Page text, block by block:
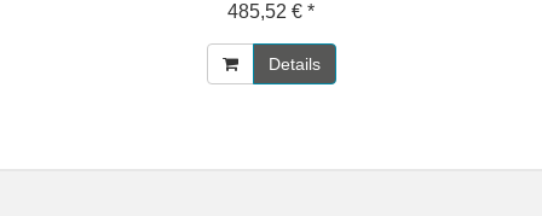
485,52 € *
Details